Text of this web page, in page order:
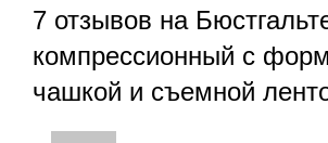
7 отзывов на
компрессионный с
чашкой и съемной